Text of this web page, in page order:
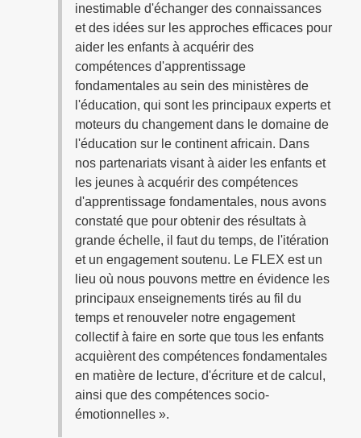
inestimable d'échanger des connaissances
et des idées sur les approches efficaces pour
aider les enfants à acquérir des
compétences d'apprentissage
fondamentales au sein des ministères de
l'éducation, qui sont les principaux experts et
moteurs du changement dans le domaine de
l'éducation sur le continent africain. Dans
nos partenariats visant à aider les enfants et
les jeunes à acquérir des compétences
d'apprentissage fondamentales, nous avons
constaté que pour obtenir des résultats à
grande échelle, il faut du temps, de l'itération
et un engagement soutenu. Le FLEX est un
lieu où nous pouvons mettre en évidence les
principaux enseignements tirés au fil du
temps et renouveler notre engagement
collectif à faire en sorte que tous les enfants
acquièrent des compétences fondamentales
en matière de lecture, d'écriture et de calcul,
ainsi que des compétences socio-
émotionnelles ».